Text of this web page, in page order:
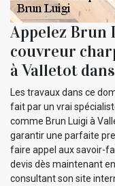
Appelez Brun
couvreur
à Valletot
Les travaux dans ce
fait par un vrai
comme Brun Luigi à
garantir une parfaite
faire appel aux savoir-
devis dès maintenant
consultant son site